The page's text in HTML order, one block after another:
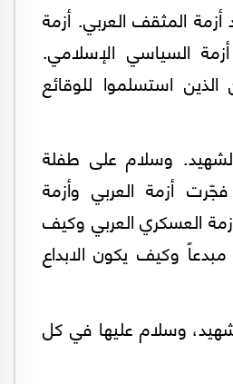
أزمة المثقف العربي. أزمة
السياسي الإسلامي.
استسلموا للوقائع
وسلام على طفلة
أزمة العربي وأزمة
العسكري العربي وكيف
مبدعاً وكيف يكون الابداع
وسلام عليها في كل